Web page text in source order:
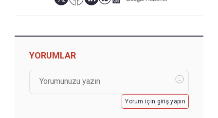
YORUMLAR
Yorum için giriş yapın